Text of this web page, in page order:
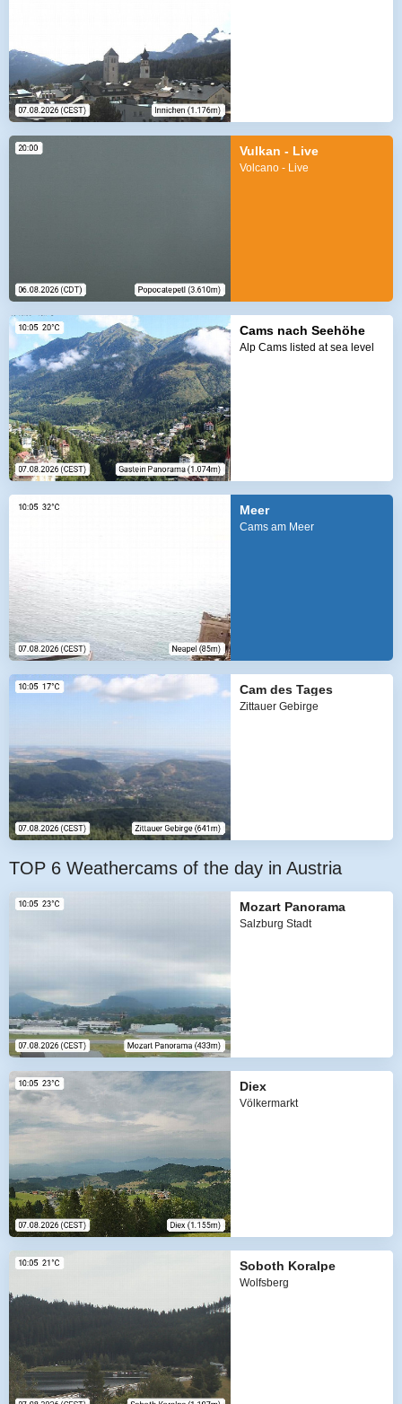
Vulkan - Live
Volcano - Live
Cams nach Seehöhe
Alp Cams listed at sea level
Meer
Cams am Meer
Cam des Tages
Zittauer Gebirge
TOP 6 Weathercams of the day in Austria
Mozart Panorama
Salzburg Stadt
Diex
Völkermarkt
Soboth Koralpe
Wolfsberg